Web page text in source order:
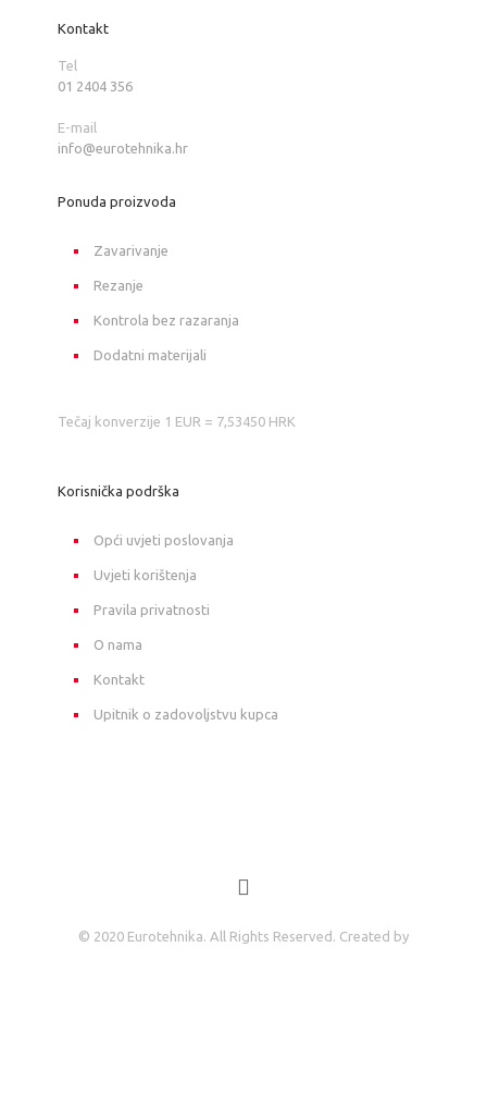
Kontakt
Tel
01 2404 356
E-mail
info@eurotehnika.hr
Ponuda proizvoda
Zavarivanje
Rezanje
Kontrola bez razaranja
Dodatni materijali
Tečaj konverzije 1 EUR = 7,53450 HRK
Korisnička podrška
Opći uvjeti poslovanja
Uvjeti korištenja
Pravila privatnosti
O nama
Kontakt
Upitnik o zadovoljstvu kupca
© 2020 Eurotehnika. All Rights Reserved. Created by